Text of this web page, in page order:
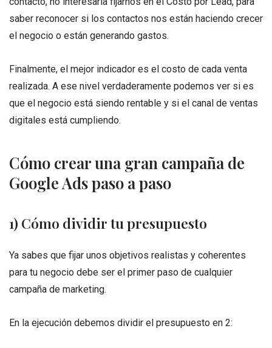
saber reconocer si los contactos nos están haciendo crecer
el negocio o están generando gastos.
Finalmente, el mejor indicador es el costo de cada venta
realizada. A ese nivel verdaderamente podemos ver si es
que el negocio está siendo rentable y si el canal de ventas
digitales está cumpliendo.
Cómo crear una gran campaña de
Google Ads paso a paso
1) Cómo dividir tu presupuesto
Ya sabes que fijar unos objetivos realistas y coherentes
para tu negocio debe ser el primer paso de cualquier
campaña de marketing.
En la ejecución debemos dividir el presupuesto en 2: